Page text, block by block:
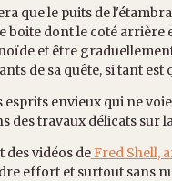
que le puits de
boite dont le coté arrière
et être
de sa quête, si tant
esprits envieux qui ne
des travaux délicats sur
des vidéos deFred Shell,
effort et surtout sans